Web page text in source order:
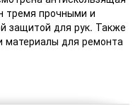
тремя прочными и
защитой для рук. Также
материалы для ремонта